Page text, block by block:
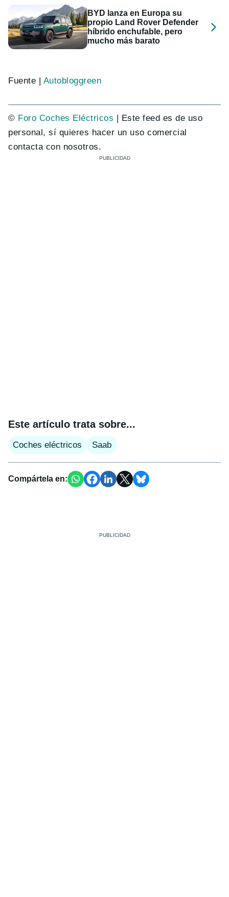
BYD lanza en Europa su
propio Land Rover Defender
híbrido enchufable, pero
mucho más barato
Fuente | Autobloggreen
© Foro Coches Eléctricos | Este feed es de uso
personal, sí quieres hacer un uso comercial
contacta con nosotros.
Este artículo trata sobre...
Coches eléctricos Saab
Compártela en: